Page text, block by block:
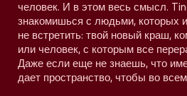
человек. И в этом весь смысл.
знакомишься с людьми, которых
не встретить: твой новый краш,
или человек, с которым все
Даже если еще не знаешь, что
дает пространство, чтобы во